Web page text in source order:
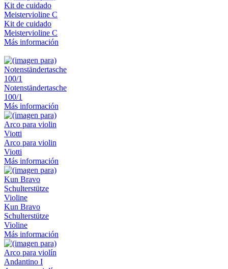
Kit de cuidado
Meistervioline C
Más información
Notenständertasche
100/1
Más información
Arco para violin
Viotti
Más información
Kun Bravo
Schulterstütze
Violine
Más información